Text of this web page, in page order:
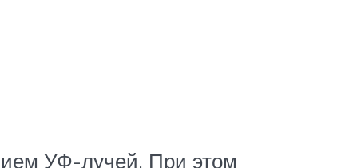
УФ-лучей. При этом